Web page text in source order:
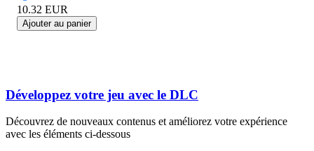
10.32 EUR
Ajouter au panier
Développez votre jeu avec le DLC
Découvrez de nouveaux contenus et améliorez votre expérience
avec les éléments ci-dessous